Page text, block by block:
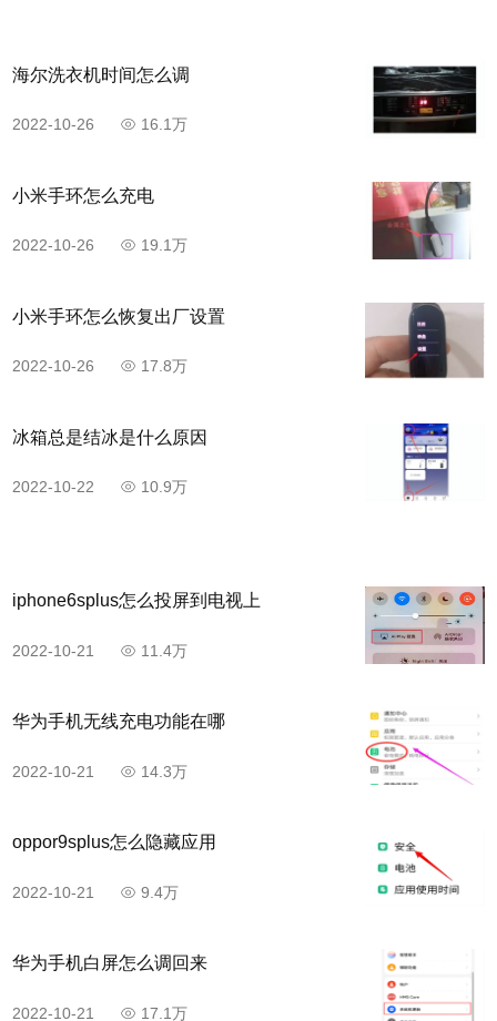
海尔洗衣机时间怎么调
2022-10-26 16.1万
小米手环怎么充电
2022-10-26 19.1万
小米手环怎么恢复出厂设置
2022-10-26 17.8万
冰箱总是结冰是什么原因
2022-10-22 10.9万
iphone6splus怎么投屏到电视上
2022-10-21 11.4万
华为手机无线充电功能在哪
2022-10-21 14.3万
oppor9splus怎么隐藏应用
2022-10-21 9.4万
华为手机白屏怎么调回来
2022-10-21 17.1万